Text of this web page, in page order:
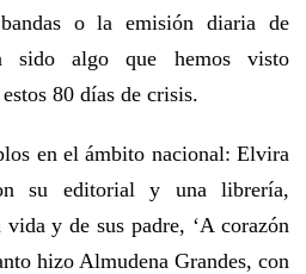
o la emisión diaria de
sido algo que hemos visto
80 días de crisis.
en el ámbito nacional: Elvira
su editorial y una librería,
y de sus padre, ‘A corazón
hizo Almudena Grandes, con